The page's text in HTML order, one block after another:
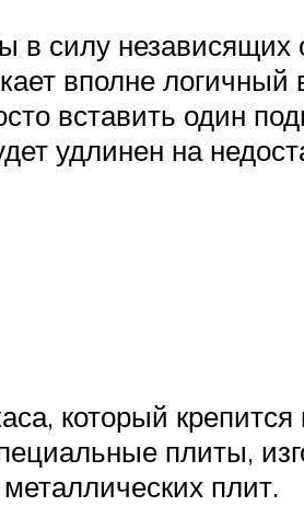
в силу независящих
вполне логичный
вставить один
удлинен на
который
плиты,
плит.